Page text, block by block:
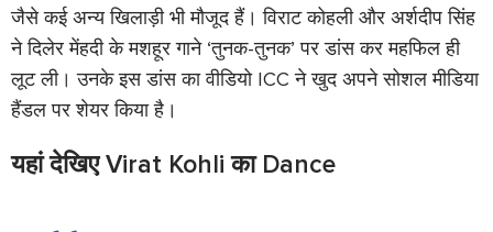
जैसे कई अन्य खिलाड़ी भी मौजूद हैं। विराट कोहली और अर्शदीप सिंह
ने दिलेर मेंहदी के मशहूर गाने ‘तुनक-तुनक’ पर डांस कर महफिल ही
लूट ली। उनके इस डांस का वीडियो ICC ने खुद अपने सोशल मीडिया
हैंडल पर शेयर किया है।
यहां देखिए Virat Kohli का Dance